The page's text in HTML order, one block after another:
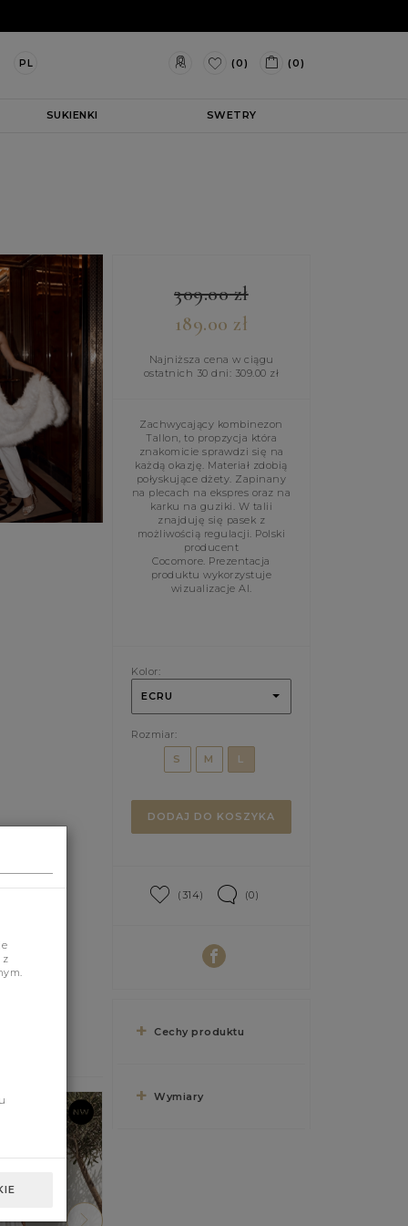
PL (0) (0)
SUKIENKI SWETRY
309.00zł
189.00 zł
Najniższa cena w ciągu
ostatnich 30 dni: 309.00 zł
Zachwycający kombinezon
Tallon, to propzycja która
znakomicie sprawdzi się na
każdą okazję. Materiał zdobią
połyskujące dżety. Zapinany
na plecach na ekspres oraz na
karku na guziki. W talii
znajduję się pasek z
możliwością regulacji. Polski
producent
Cocomore. Prezentacja
produktu wykorzystuje
wizualizacje AI.
Kolor:
ECRU
Rozmiar:
S
M L
DODAJ DO KOSZYKA
(314) (0)
Cechy produktu
Wymiary
z